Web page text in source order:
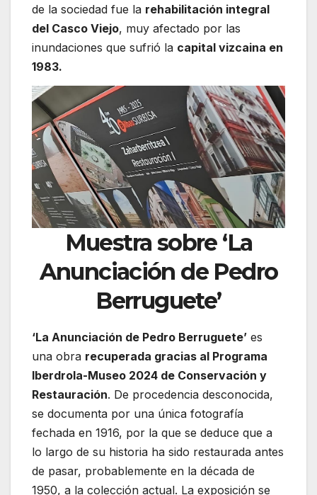
de la sociedad fue la rehabilitación integral
del Casco Viejo, muy afectado por las
inundaciones que sufrió la capital vizcaina en
1983.
Muestra sobre ‘La
Anunciación de Pedro
Berruguete’
‘La Anunciación de Pedro Berruguete’ es
una obra recuperada gracias al Programa
Iberdrola-Museo 2024 de Conservación y
Restauración. De procedencia desconocida,
se documenta por una única fotografía
fechada en 1916, por la que se deduce que a
lo largo de su historia ha sido restaurada antes
de pasar, probablemente en la década de
1950, a la colección actual. La exposición se